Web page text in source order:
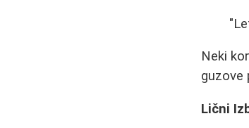
Neki
guzove
Lični